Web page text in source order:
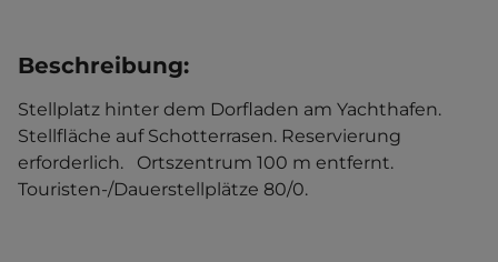
Beschreibung:
Stellplatz hinter dem Dorfladen am Yachthafen.
Stellfläche auf Schotterrasen. Reservierung
erforderlich.   Ortszentrum 100 m entfernt.
Touristen-/Dauerstellplätze 80/0.